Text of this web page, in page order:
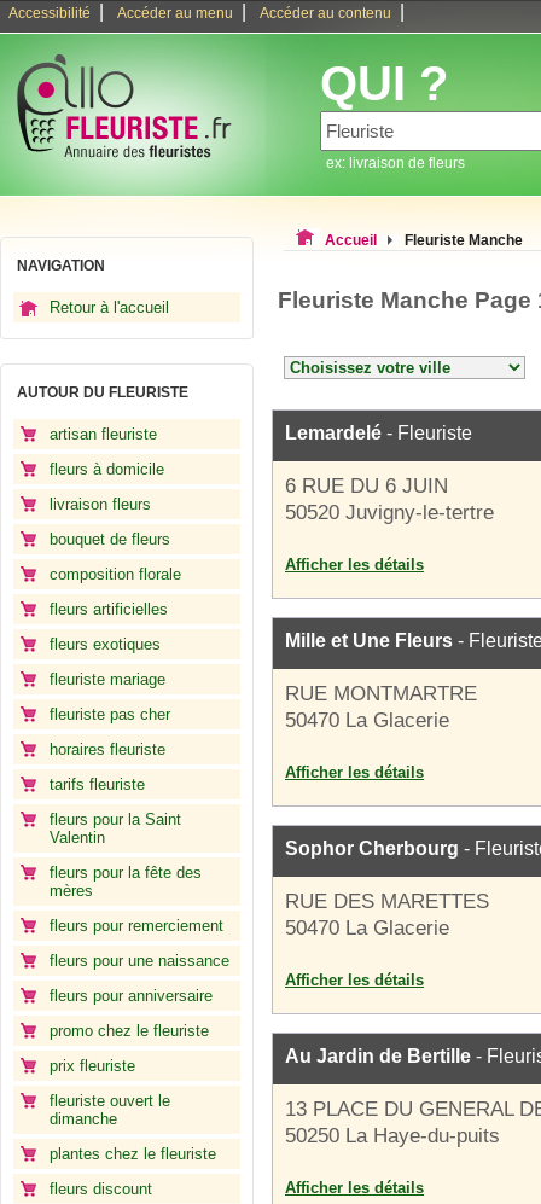
Accessibilité Accéder au menu Accéder au contenu
QUI ?
ex: livraison de fleurs
NAVIGATION
Retour à l'accueil
AUTOUR DU FLEURISTE
artisan fleuriste
fleurs à domicile
livraison fleurs
bouquet de fleurs
composition florale
fleurs artificielles
fleurs exotiques
fleuriste mariage
fleuriste pas cher
horaires fleuriste
tarifs fleuriste
fleurs pour la Saint
Valentin
fleurs pour la fête des
mères
fleurs pour remerciement
fleurs pour une naissance
fleurs pour anniversaire
promo chez le fleuriste
prix fleuriste
fleuriste ouvert le
dimanche
plantes chez le fleuriste
fleurs discount
Accueil Fleuriste Manche
Fleuriste Manche Page
Lemardelé - Fleuriste
6 RUE DU 6 JUIN
50520 Juvigny-le-tertre
Afficher les détails
Mille et Une Fleurs -
RUE MONTMARTRE
50470 La Glacerie
Afficher les détails
Sophor Cherbourg -
RUE DES MARETTES
50470 La Glacerie
Afficher les détails
Au Jardin de Bertille -
13 PLACE DU GENERAL
50250 La Haye-du-puits
Afficher les détails